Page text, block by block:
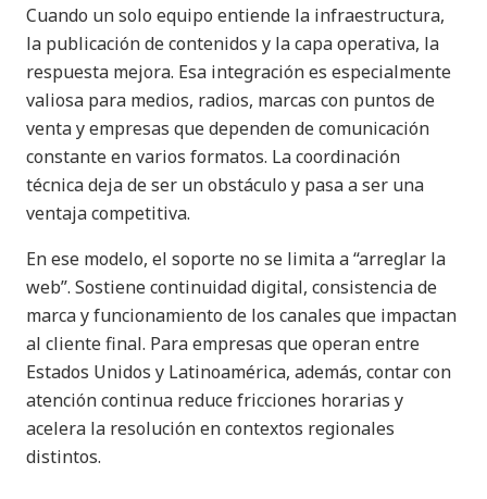
Cuando un solo equipo entiende la infraestructura,
la publicación de contenidos y la capa operativa, la
respuesta mejora. Esa integración es especialmente
valiosa para medios, radios, marcas con puntos de
venta y empresas que dependen de comunicación
constante en varios formatos. La coordinación
técnica deja de ser un obstáculo y pasa a ser una
ventaja competitiva.
En ese modelo, el soporte no se limita a “arreglar la
web”. Sostiene continuidad digital, consistencia de
marca y funcionamiento de los canales que impactan
al cliente final. Para empresas que operan entre
Estados Unidos y Latinoamérica, además, contar con
atención continua reduce fricciones horarias y
acelera la resolución en contextos regionales
distintos.